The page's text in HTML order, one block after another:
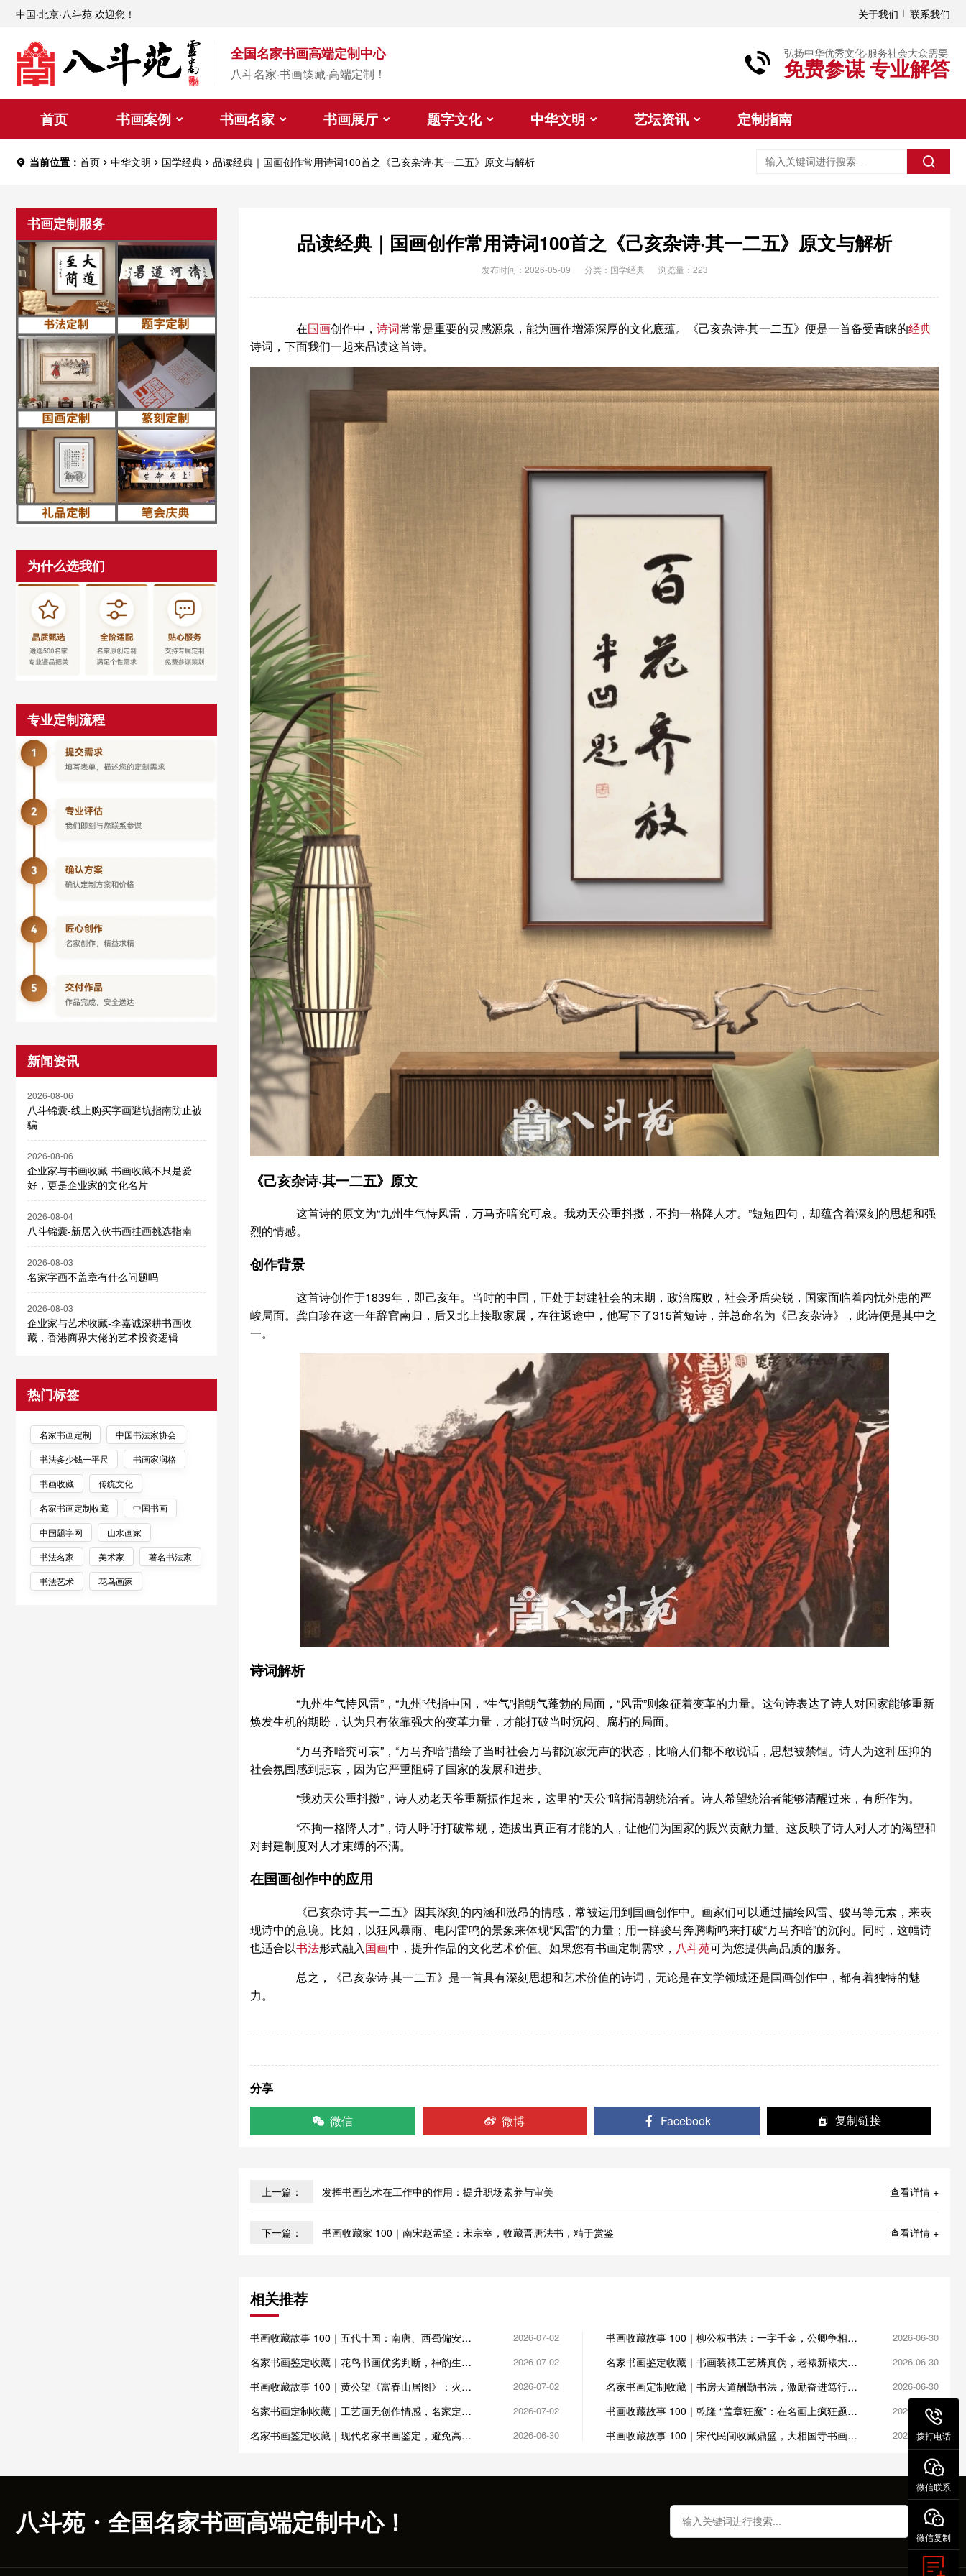
中国·北京·八斗苑 欢迎您！ 关于我们 联系我们
全国名家书画高端定制中心
八斗名家·书画臻藏·高端定制！
弘扬中华优秀文化·服务社会大众需要
免费参谋 专业解答
首页 书画案例 书画名家 书画展厅 题字文化 中华文明 艺坛资讯 定制指南
当前位置： 首页 中华文明 国学经典 品读经典｜国画创作常用诗词100首之《己亥杂诗·其一二五》原文与解析
书画定制服务
为什么选我们
专业定制流程
新闻资讯
2026-08-06
八斗锦囊-线上购买字画避坑指南防止被
骗
2026-08-06
企业家与书画收藏-书画收藏不只是爱
好，更是企业家的文化名片
2026-08-04
八斗锦囊-新居入伙书画挂画挑选指南
2026-08-03
名家字画不盖章有什么问题吗
2026-08-03
企业家与艺术收藏-李嘉诚深耕书画收
藏，香港商界大佬的艺术投资逻辑
热门标签
名家书画定制
中国书法家协会
书法多少钱一平尺
书画家润格
书画收藏
传统文化
名家书画定制收藏
中国书画
中国题字网
山水画家
书法名家
美术家
著名书法家
书法艺术
花鸟画家
品读经典｜国画创作常用诗词100首之《己亥杂诗·其一二五》原文与解析
发布时间：2026-05-09 分类： 国学经典 浏览量：223
在国画创作中， 诗词常常是重要的灵感源泉，能为画作增添深厚的文化底蕴。《己亥杂诗·其一二五》便是一首备受青睐的经典
诗词，下面我们一起来品读这首诗。
《己亥杂诗·其一二五》原文
这首诗的原文为“九州生气恃风雷，万马齐喑究可哀。我劝天公重抖擞，不拘一格降人才。”短短四句，却蕴含着深刻的思想和强
烈的情感。
创作背景
这首诗创作于1839年，即己亥年。当时的中国，正处于封建社会的末期，政治腐败，社会矛盾尖锐，国家面临着内忧外患的严
峻局面。龚自珍在这一年辞官南归，后又北上接取家属，在往返途中，他写下了315首短诗，并总命名为《己亥杂诗》，此诗便是其中之
一。
诗词解析
“九州生气恃风雷”，“九州”代指中国，“生气”指朝气蓬勃的局面，“风雷”则象征着变革的力量。这句诗表达了诗人对国家能够重新
焕发生机的期盼，认为只有依靠强大的变革力量，才能打破当时沉闷、腐朽的局面。
“万马齐喑究可哀”，“万马齐喑”描绘了当时社会万马都沉寂无声的状态，比喻人们都不敢说话，思想被禁锢。诗人为这种压抑的
社会氛围感到悲哀，因为它严重阻碍了国家的发展和进步。
“我劝天公重抖擞”，诗人劝老天爷重新振作起来，这里的“天公”暗指清朝统治者。诗人希望统治者能够清醒过来，有所作为。
“不拘一格降人才”，诗人呼吁打破常规，选拔出真正有才能的人，让他们为国家的振兴贡献力量。这反映了诗人对人才的渴望和
对封建制度对人才束缚的不满。
在国画创作中的应用
《己亥杂诗·其一二五》因其深刻的内涵和激昂的情感，常被运用到国画创作中。画家们可以通过描绘风雷、骏马等元素，来表
现诗中的意境。比如，以狂风暴雨、电闪雷鸣的景象来体现“风雷”的力量；用一群骏马奔腾嘶鸣来打破“万马齐喑”的沉闷。同时，这幅诗
也适合以书法形式融入国画中，提升作品的文化艺术价值。如果您有书画定制需求， 八斗苑可为您提供高品质的服务。
总之，《己亥杂诗·其一二五》是一首具有深刻思想和艺术价值的诗词，无论是在文学领域还是国画创作中，都有着独特的魅
力。
分享
微信
微博 Facebook 复制链接
上一篇： 查看详情 +
发挥书画艺术在工作中的作用：提升职场素养与审美
下一篇： 查看详情 +
书画收藏家 100｜南宋赵孟坚：宋宗室，收藏晋唐法书，精于赏鉴
相关推荐
书画收藏故事 100｜五代十国：南唐、西蜀偏安，
2026-07-02
名家书画鉴定收藏｜花鸟书画优劣判断，神韵生动
2026-07-02
书画收藏故事 100｜黄公望《富春山居图》：火殉
2026-07-02
名家书画定制收藏｜工艺画无创作情感，名家定制
2026-07-02
名家书画鉴定收藏｜现代名家书画鉴定，避免高仿
2026-06-30
书画收藏故事 100｜柳公权书法：一字千金，公卿争相收
2026-06-30
名家书画鉴定收藏｜书画装裱工艺辨真伪，老裱新裱大有
2026-06-30
名家书画定制收藏｜书房天道酬勤书法，激励奋进笃行不
2026-06-30
书画收藏故事 100｜乾隆 “盖章狂魔”：在名画上疯狂题跋
2026-06-30
书画收藏故事 100｜宋代民间收藏鼎盛，大相国寺书画交
2026-06-27
八斗苑・全国名家书画高端定制中心！
拨打电话
微信联系
微信复制